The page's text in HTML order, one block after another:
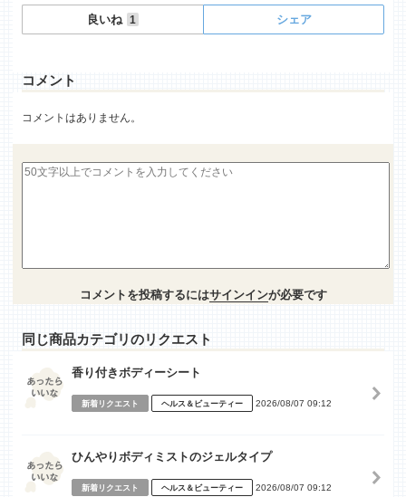
良いね 1 シェア
コメント
コメントはありません。
コメントを投稿するにはサインインが必要です
同じ商品カテゴリのリクエスト
香り付きボディーシート
新着リクエスト ヘルス＆ビューティー 2026/08/07 09:12
ひんやりボディミストのジェルタイプ
新着リクエスト ヘルス＆ビューティー 2026/08/07 09:12